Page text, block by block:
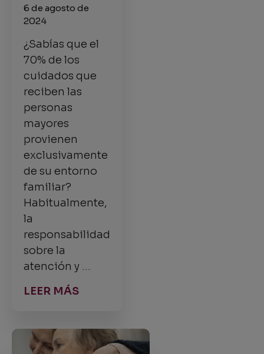
6 de agosto de
2024
¿Sabías que el
70% de los
cuidados que
reciben las
personas
mayores
provienen
exclusivamente
de su entorno
familiar?
Habitualmente,
la
responsabilidad
sobre la
atención y …
LEER MÁS